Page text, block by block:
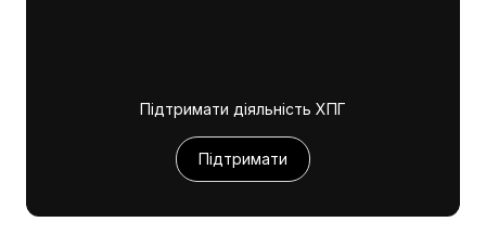
Підтримати діяльність ХПГ
Підтримати